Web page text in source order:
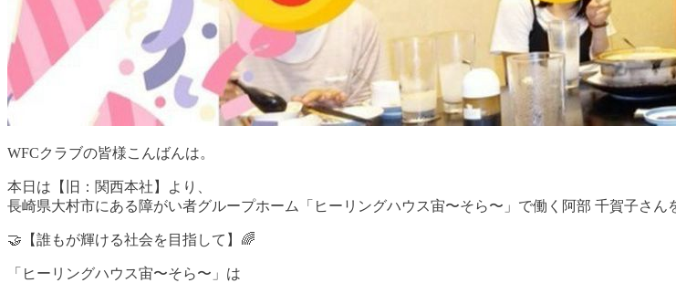
WFCクラブの皆様こんばんは。
本日は【旧：関西本社】より、
長崎県大村市にある障がい者グループホーム「ヒーリングハウス宙〜そら〜」で働く阿部 千賀子さん
🤝【誰もが輝ける社会を目指して】🌈
「ヒーリングハウス宙〜そら〜」は